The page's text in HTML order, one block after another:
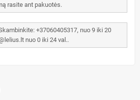
rasite ant pakuotės.
+37060405317, nuo 9 iki 20
nuo 0 iki 24 val..